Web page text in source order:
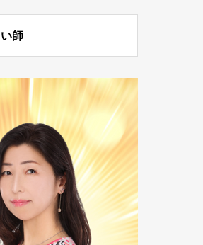
師